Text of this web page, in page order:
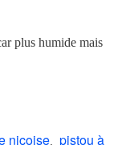
plus humide mais
niçoise pistou à